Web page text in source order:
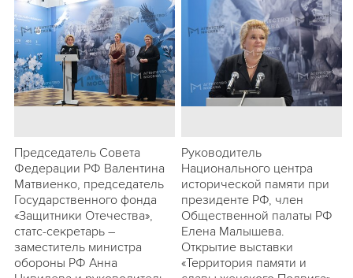
Председатель Совета
Федерации РФ Валентина
Матвиенко, председатель
Государственного фонда
«Защитники Отечества»,
статс-секретарь –
заместитель министра
обороны РФ Анна
Руководитель
Национального центра
исторической памяти при
президенте РФ, член
Общественной палаты РФ
Елена Малышева.
Открытие выставки
«Территория памяти и